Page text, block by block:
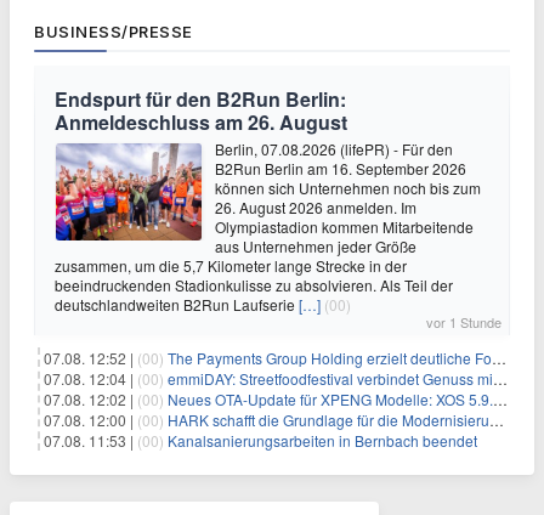
BUSINESS/PRESSE
Endspurt für den B2Run Berlin:
Anmeldeschluss am 26. August
Berlin, 07.08.2026 (lifePR) - Für den
B2Run Berlin am 16. September 2026
können sich Unternehmen noch bis zum
26. August 2026 anmelden. Im
Olympiastadion kommen Mitarbeitende
aus Unternehmen jeder Größe
zusammen, um die 5,7 Kilometer lange Strecke in der
beeindruckenden Stadionkulisse zu absolvieren. Als Teil der
deutschlandweiten B2Run Laufserie […] (00)
vor 1 Stunde
07.08. 12:52 | (00) The Payments Group Holding erzielt deutliche Fortschritte bei ihren AI-Projekten
07.08. 12:04 | (00) emmiDAY: Streetfoodfestival verbindet Genuss mit Engagement gegen Brustkrebs
07.08. 12:02 | (00) Neues OTA-Update für XPENG Modelle: XOS 5.9.5 erweitert Sicherheits-, Lade- und Komfortfunktionen
07.08. 12:00 | (00) HARK schafft die Grundlage für die Modernisierung seiner IBM i-Anwendungen
07.08. 11:53 | (00) Kanalsanierungsarbeiten in Bernbach beendet